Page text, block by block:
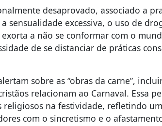
desaprovado, associado a
sensualidade excessiva, o uso de
a não se conformar com o
de se distanciar de práticas
sobre as “obras da carne”,
relacionam ao Carnaval. Essa
religiosos na festividade, refletindo
com o sincretismo e o